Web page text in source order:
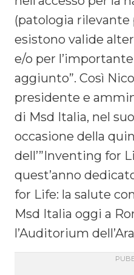
(patologia rilevante
esistono valide
e/o per
aggiunto”. Così
presidente e
di Msd Italia, nel
occasione della
dell’”Inventing for
quest’anno
for Life: la salute
Msd Italia oggi a
l’Auditorium